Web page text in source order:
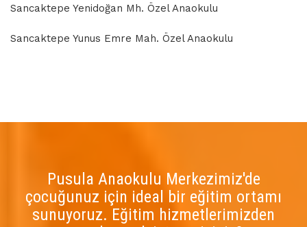
Sancaktepe Yenidoğan Mh. Özel Anaokulu
Sancaktepe Yunus Emre Mah. Özel Anaokulu
Pusula Anaokulu Merkezimiz'de
çocuğunuz için ideal bir eğitim ortamı
sunuyoruz. Eğitim hizmetlerimizden